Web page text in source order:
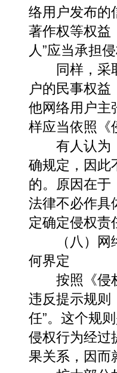
络用户发布的
著作权等权益
人”应当承担
同样，采取
户的民事权
他网络用户主
样应当依照《
有人认为，
确规定，因此
的。原因在于
法律不必作具
定确定侵权责
（八）网络
何界定
按照《侵权
违反提示规则
任”。这个规
侵权行为经过
果关系，因而